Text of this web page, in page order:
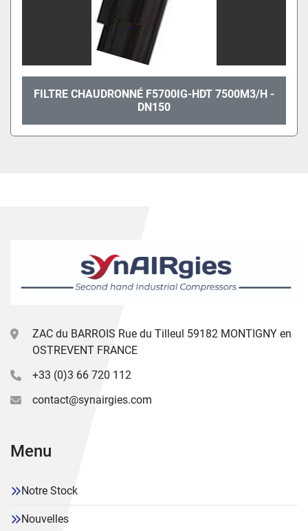
FILTRE CHAUDRONNÉ F5700IG-HDT 7500M3/H -
DN150
ZAC du BARROIS Rue du Tilleul 59182 MONTIGNY en
OSTREVENT FRANCE
+33 (0)3 66 720 112
contact@synairgies.com
Menu
Notre Stock
Nouvelles